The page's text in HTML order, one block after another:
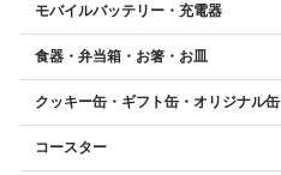
モバイルバッテリー・充電器
食器・弁当箱・お箸・お皿
クッキー缶・ギフト缶・オリジナル缶
コースター